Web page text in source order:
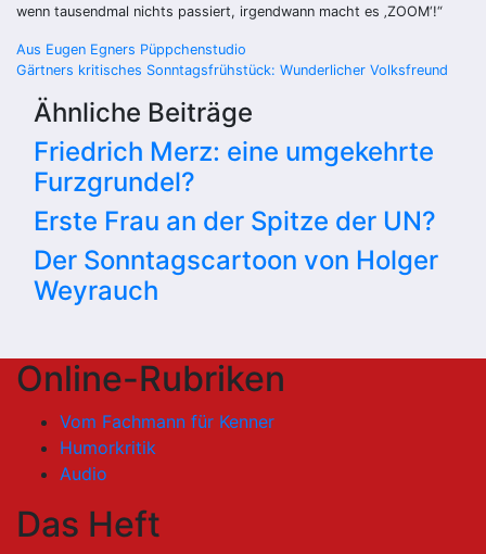
wenn tausendmal nichts passiert, irgendwann macht es ‚ZOOM‘!“
Beitragsnavigation
Aus Eugen Egners Püppchenstudio
Gärtners kritisches Sonntagsfrühstück: Wunderlicher Volksfreund
Ähnliche Beiträge
Friedrich Merz: eine umgekehrte
Furzgrundel?
Erste Frau an der Spitze der UN?
Der Sonntagscartoon von Holger
Weyrauch
Online-Rubriken
Vom Fachmann für Kenner
Humorkritik
Audio
Das Heft